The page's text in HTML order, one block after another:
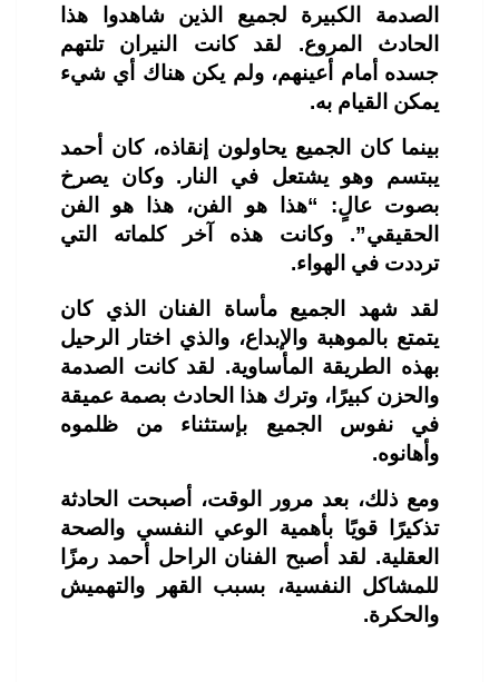
الصدمة الكبيرة لجميع الذين شاهدوا هذا
الحادث المروع. لقد كانت النيران تلتهم
جسده أمام أعينهم، ولم يكن هناك أي شيء
يمكن القيام به.
بينما كان الجميع يحاولون إنقاذه، كان أحمد
يبتسم وهو يشتعل في النار. وكان يصرخ
بصوت عالٍ: “هذا هو الفن، هذا هو الفن
الحقيقي”. وكانت هذه آخر كلماته التي
ترددت في الهواء.
لقد شهد الجميع مأساة الفنان الذي كان
يتمتع بالموهبة والإبداع، والذي اختار الرحيل
بهذه الطريقة المأساوية. لقد كانت الصدمة
والحزن كبيرًا، وترك هذا الحادث بصمة عميقة
في نفوس الجميع بإستثناء من ظلموه
وأهانوه.
ومع ذلك، بعد مرور الوقت، أصبحت الحادثة
تذكيرًا قويًا بأهمية الوعي النفسي والصحة
العقلية. لقد أصبح الفنان الراحل أحمد رمزًا
للمشاكل النفسية، بسبب القهر والتهميش
والحكرة.